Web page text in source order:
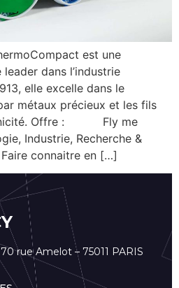
est une
dans l’industrie
elle excelle dans le
métaux précieux et les fils
Offre : Fly me
Industrie, Recherche &
connaitre en […]
rue Amelot – 75011 PARIS